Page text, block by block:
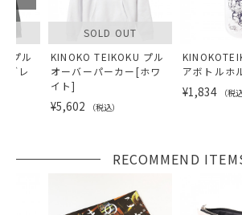
プル
[グレ
SOLD OUT
KINOKO TEIKOKU プル
オーバーパーカー[ホワ
イト]
¥5,602 （税込）
アボトルホ
¥1,834 （税
RECOMMEND